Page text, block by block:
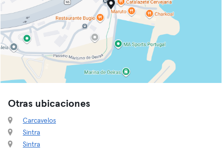
Otras ubicaciones
Carcavelos
Sintra
Sintra